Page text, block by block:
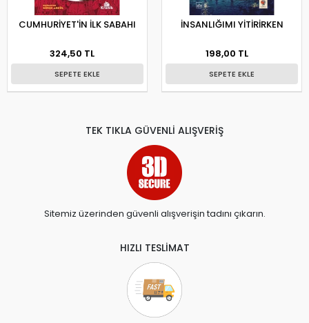
CUMHURİYET'İN İLK SABAHI
324,50 TL
SEPETE EKLE
İNSANLIĞIMI YİTİRİRKEN
198,00 TL
SEPETE EKLE
TEK TIKLA GÜVENLİ ALIŞVERİŞ
Sitemiz üzerinden güvenli alışverişin tadını çıkarın.
HIZLI TESLİMAT